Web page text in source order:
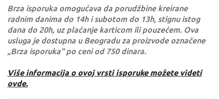
Brza isporuka omogućava da porudžbine kreirane
radnim danima do 14h i subotom do 13h, stignu istog
dana do 20h, uz plaćanje karticom ili pouzećem. Ova
usluga je dostupna u Beogradu za proizvode označene
„Brza isporuka“ po ceni od 750 dinara.
Više informacija o ovoj vrsti isporuke možete videti
ovde.